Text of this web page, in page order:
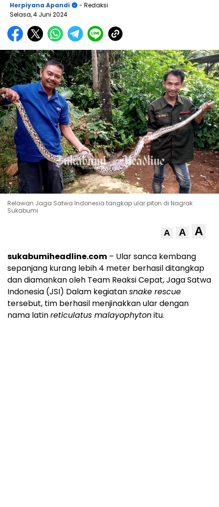
Herpiyana Apandi
- Redaksi
Selasa, 4 Juni 2024
Relawan Jaga Satwa Indonesia tangkap ular piton di Nagrak
Sukabumi
A A A
sukabumiheadline.com – Ular sanca kembang
sepanjang kurang lebih 4 meter berhasil ditangkap
dan diamankan oleh Team Reaksi Cepat, Jaga Satwa
Indonesia (JSI) Dalam kegiatansnake rescue
tersebut, tim berhasil menjinakkan ular dengan
nama latinreticulatus malayophytonitu.